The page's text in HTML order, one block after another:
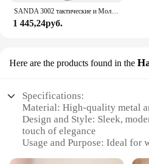
SANDA 3002 тактические и Молодежные электронные часы с двойным дисплеем, новые спортивные часы для мужчин, студентов с ночным светом, водонепроницаемые
1 445,24руб.
Here are the products found in the
Specifications:
Material: High-quality metal
Design and Style: Sleek,
touch of elegance
Usage and Purpose: Ideal for